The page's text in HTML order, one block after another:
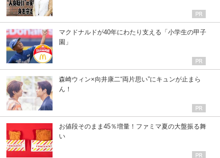
マクドナルドが40年にわたり支える「小学生の甲子
園」
森崎ウィン×向井康二“両片思い”にキュンが止まら
ん！
お値段そのまま45％増量！ファミマ夏の大盤振る舞
い